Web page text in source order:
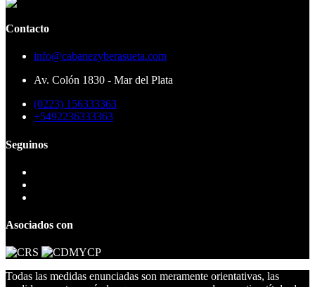
Contacto
info@cabanezyberasueta.com
Av. Colón 1830 - Mar del Plata
(0223) 156333363
+5492236333363
Seguinos
Asociados con
Todas las medidas enunciadas son meramente orientativas, las